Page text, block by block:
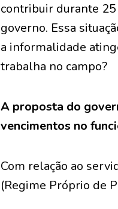
contribuir durante 25
governo. Essa
a informalidade
trabalha no campo?
A proposta do
vencimentos no
Com relação ao
(Regime Próprio de